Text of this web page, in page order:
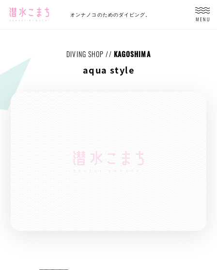
MENU
オンナノコのためのダイビング。
DIVING SHOP // KAGOSHIMA
aqua style